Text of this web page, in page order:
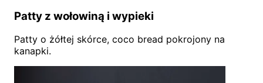
Patty z wołowiną i wypieki
Patty o żółtej skórce, coco bread pokrojony na
kanapki.